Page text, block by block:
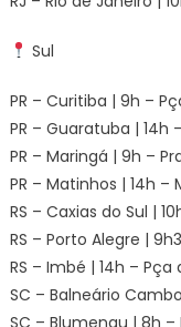
Sul
PR – Curitiba | 9h –
PR – Guaratuba | 14h
PR – Maringá | 9h –
PR – Matinhos | 14h –
RS – Caxias do Sul |
RS – Porto Alegre |
RS – Imbé | 14h –
SC – Balneário
SC – Blumenau | 8h